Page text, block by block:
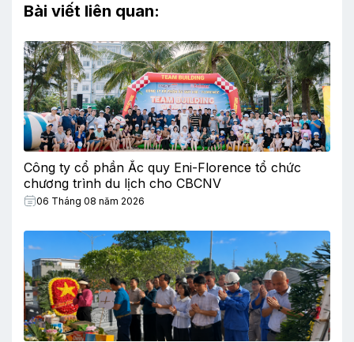
Bài viết liên quan:
Công ty cổ phần Ắc quy Eni-Florence tổ chức
chương trình du lịch cho CBCNV
06 Tháng 08 năm 2026